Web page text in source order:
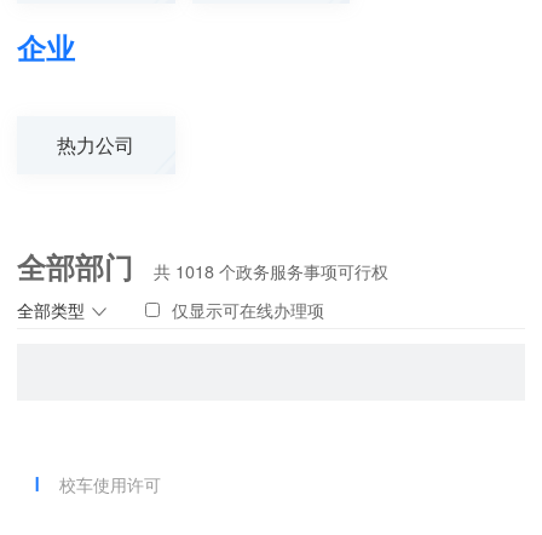
企业
热力公司
全部部门
全部类型
共 1018 个政务服务事项可行权
仅显示可在线办理项
校车使用许可